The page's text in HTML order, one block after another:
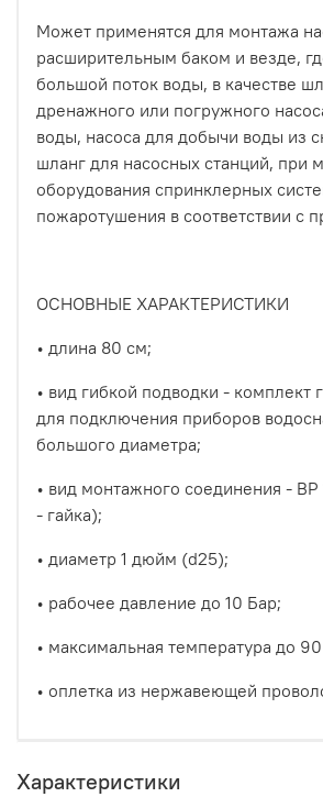
Может применятся для монтажа
расширительным баком и везде,
большой поток воды, в качестве
дренажного или погружного
воды, насоса для добычи воды из
шланг для насосных станций, при
оборудования спринклерных
пожаротушения в соответствии с
ОСНОВНЫЕ ХАРАКТЕРИСТИКИ
• длина 80 см;
• вид гибкой подводки - комплект
для подключения приборов
большого диаметра;
• вид монтажного соединения - ВР
- гайка);
• диаметр 1 дюйм (d25);
• рабочее давление до 10 Бар;
• максимальная температура до
• оплетка из нержавеющей
Характеристики